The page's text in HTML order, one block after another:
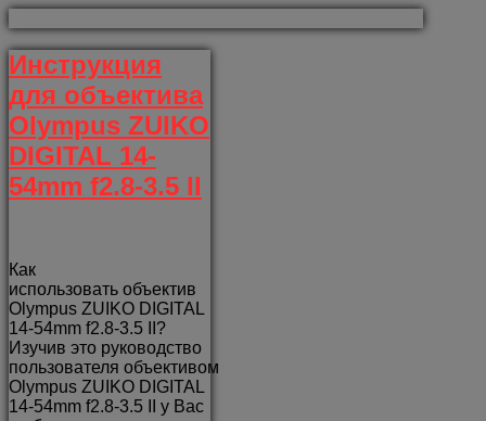
Инструкция
для объектива
Olympus ZUIKO
DIGITAL 14-
54mm f2.8-3.5 II
Как
использовать объектив
Olympus ZUIKO DIGITAL
14-54mm f2.8-3.5 II?
Изучив это руководство
пользователя объективом
Olympus ZUIKO DIGITAL
14-54mm f2.8-3.5 II у Вас